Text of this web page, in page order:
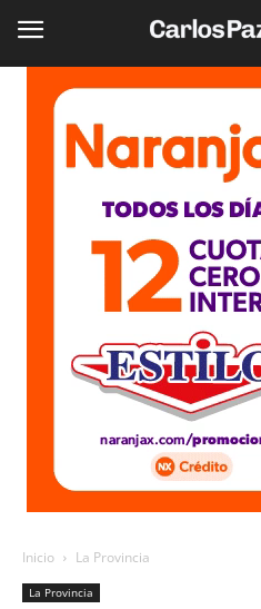
Inicio La Provincia
La Provincia